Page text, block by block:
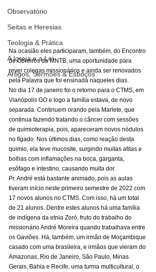
Observatório
Seitas e Heresias
Teologia & Prática
A Igreja e a Lei
Artigos, Sermões & Esboços
Na ocasião eles participaram, também, do Encontro
de Obreiros da MNTB, uma oportunidade para
rever colegas missionários e ainda ser renovados
pela Palavra que foi ensinada naqueles dias.
No dia 17 de janeiro foi o retorno para o CTMS, em
Vianópolis GO e logo a família estava, de novo
separada. Continuem orando pela Marlete, que
continua fazendo tratando o câncer com sessões
de quimioterapia, pois, apareceram novos nódulos
no fígado. Nos últimos dias, como reação desta
quimio, ela teve mucosite, surgindo muitas afitas e
bolhas com inflamações na boca, garganta,
esôfago e intestino, causando muita dor.
Pr. André está bastante animado, pois as aulas
tiveram início neste primeiro semestre de 2022 com
17 novos alunos no CTMS. Com isso, há um total
de 21 alunos. Dentre estes alunos há uma família
de indígena da etnia Zoró, fruto do trabalho do
missionário André Moreira quando trabalhava entre
os Gaviões. Há, também, um irmão de Moçambique
casado com uma brasileira, e irmãos que vieram do
Amazonas, Rio de Janeiro, São Paulo, Minas
Gerais, Bahia e Recife, uma turma multicultural, o